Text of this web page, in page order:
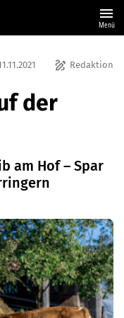
menu
Menü
draw Redaktion
der
am Hof – Spar